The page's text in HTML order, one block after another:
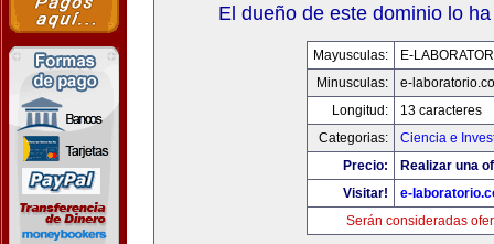
El dueño de este dominio lo
Mayusculas:
E-
Minusculas:
e-
Longitud:
13 caracteres
Categorias:
Ciencia e
Precio:
Realizar una
Visitar!
e-
Serán consideradas